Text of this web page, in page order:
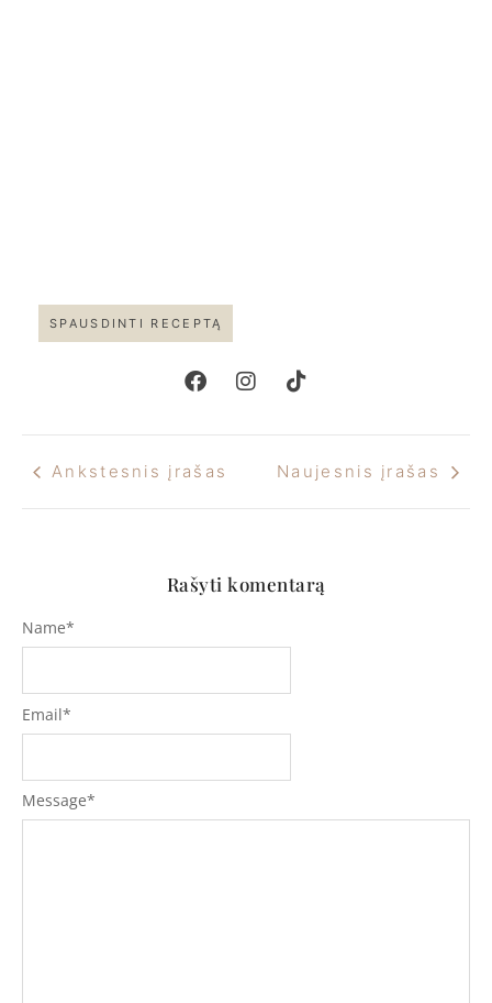
SPAUSDINTI RECEPTĄ
Ankstesnis įrašas Naujesnis įrašas
Rašyti komentarą
Message*
Name*
Email*